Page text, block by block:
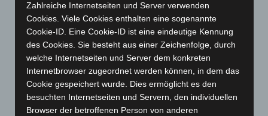
August 2023(134)
Juli 2023(118)
Juni 2023(142)
Mai 2023(139)
April 2023(155)
März 2023
(174)
Zahlreiche Internetseiten und Server verwenden
Cookies. Viele Cookies enthalten eine sogenannte
Cookie-ID. Eine Cookie-ID ist eine eindeutige Kennung
des Cookies. Sie besteht aus einer Zeichenfolge, durch
welche Internetseiten und Server dem konkreten
Internetbrowser zugeordnet werden können, in dem das
Cookie gespeichert wurde. Dies ermöglicht es den
besuchten Internetseiten und Servern, den individuellen
Browser der betroffenen Person von anderen